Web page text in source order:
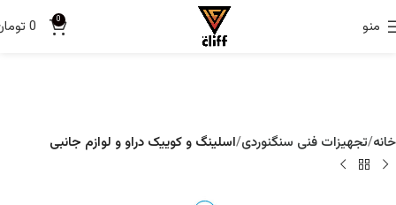
منو 0
0
خانه تجهیزات فنی سنگنوردی اسلینگ و کوییک دراو و لوازم جانبی